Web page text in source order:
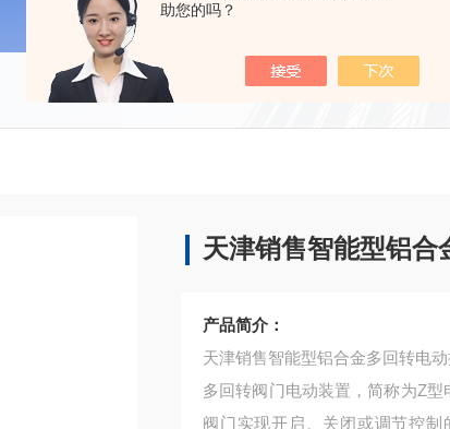
助您的吗？
当前位置：首页 产品
天津销售智能型铝合
产品简介：
天津销售智能型铝合金多回转电
多回转阀门电动装置，简称为Z
阀门实现开启、关闭或调节控